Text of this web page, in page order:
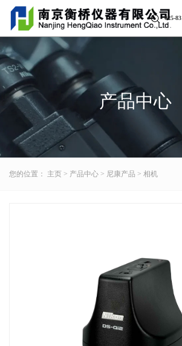
025-
产品中心
您的位置： 主页 > 产品中心 > 尼康产品 > 相机